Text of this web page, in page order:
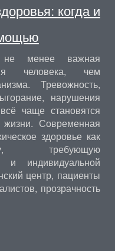
когда и
менее важная
человека, чем
Тревожность,
нарушения
чаще становятся
жизни. Современная
здоровье как
требующую
и индивидуальной
центр, пациенты
прозрачность